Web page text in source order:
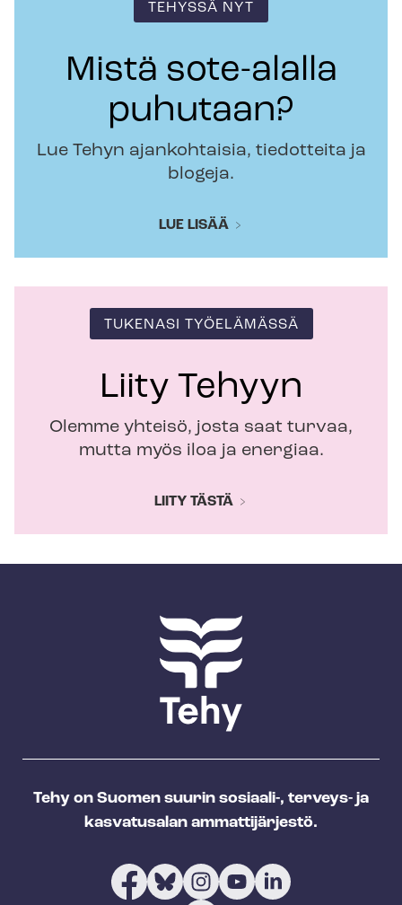
TEHYSSÄ NYT
Mistä sote-alalla
puhutaan?
Lue Tehyn ajankohtaisia, tiedotteita ja
blogeja.
LUE LISÄÄ
TUKENASI TYÖELÄMÄSSÄ
Liity Tehyyn
Olemme yhteisö, josta saat turvaa,
mutta myös iloa ja energiaa.
LIITY TÄSTÄ
Tehy on Suomen suurin sosiaali-, terveys- ja
kasvatusalan ammattijärjestö.